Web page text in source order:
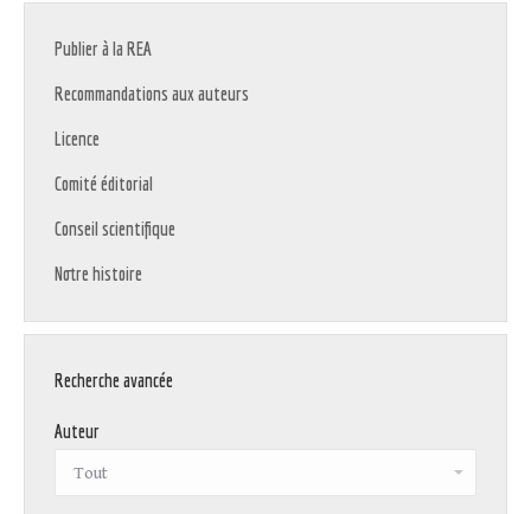
Publier à la REA
Recommandations aux auteurs
Licence
Comité éditorial
Conseil scientifique
Notre histoire
Recherche avancée
Auteur